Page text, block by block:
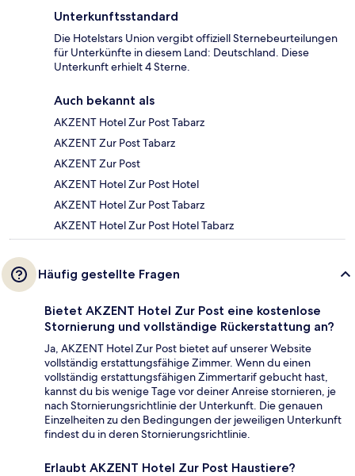
Unterkunftsstandard
Die Hotelstars Union vergibt offiziell Sternebeurteilungen
für Unterkünfte in diesem Land: Deutschland. Diese
Unterkunft erhielt 4 Sterne.
Auch bekannt als
AKZENT Hotel Zur Post Tabarz
AKZENT Zur Post Tabarz
AKZENT Zur Post
AKZENT Hotel Zur Post Hotel
AKZENT Hotel Zur Post Tabarz
AKZENT Hotel Zur Post Hotel Tabarz
Häufig gestellte Fragen
Bietet AKZENT Hotel Zur Post eine kostenlose
Stornierung und vollständige Rückerstattung an?
Ja, AKZENT Hotel Zur Post bietet auf unserer Website
vollständig erstattungsfähige Zimmer. Wenn du einen
vollständig erstattungsfähigen Zimmertarif gebucht hast,
kannst du bis wenige Tage vor deiner Anreise stornieren, je
nach Stornierungsrichtlinie der Unterkunft. Die genauen
Einzelheiten zu den Bedingungen der jeweiligen Unterkunft
findest du in deren Stornierungsrichtlinie.
Erlaubt AKZENT Hotel Zur Post Haustiere?